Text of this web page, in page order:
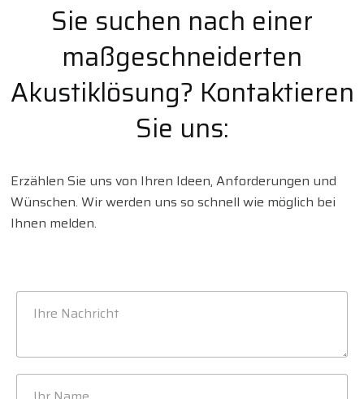
Sie suchen nach einer
maßgeschneiderten
Akustiklösung? Kontaktieren
Sie uns:
Erzählen Sie uns von Ihren Ideen, Anforderungen und
Wünschen. Wir werden uns so schnell wie möglich bei
Ihnen melden.